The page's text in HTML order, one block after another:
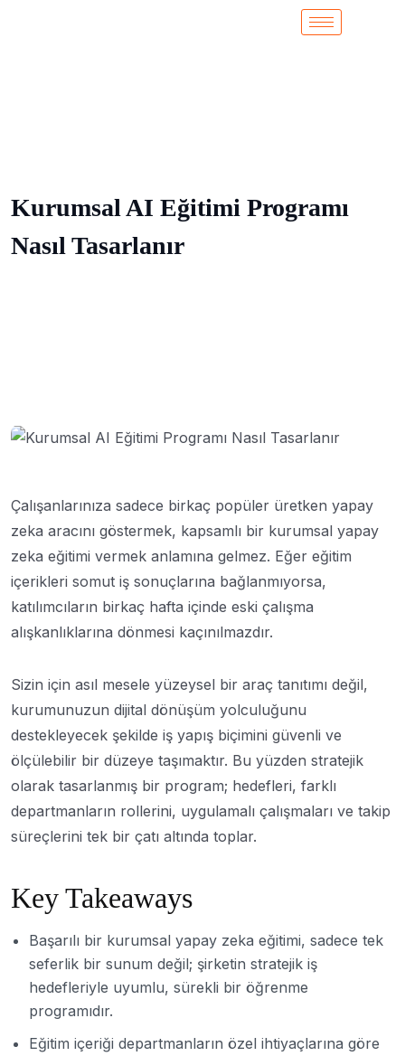
Kurumsal AI Eğitimi Programı
Nasıl Tasarlanır
Çalışanlarınıza sadece birkaç popüler üretken yapay
zeka aracını göstermek, kapsamlı bir kurumsal yapay
zeka eğitimi vermek anlamına gelmez. Eğer eğitim
içerikleri somut iş sonuçlarına bağlanmıyorsa,
katılımcıların birkaç hafta içinde eski çalışma
alışkanlıklarına dönmesi kaçınılmazdır.
Sizin için asıl mesele yüzeysel bir araç tanıtımı değil,
kurumunuzun dijital dönüşüm yolculuğunu
destekleyecek şekilde iş yapış biçimini güvenli ve
ölçülebilir bir düzeye taşımaktır. Bu yüzden stratejik
olarak tasarlanmış bir program; hedefleri, farklı
departmanların rollerini, uygulamalı çalışmaları ve takip
süreçlerini tek bir çatı altında toplar.
Key Takeaways
Başarılı bir kurumsal yapay zeka eğitimi, sadece tek
seferlik bir sunum değil; şirketin stratejik iş
hedefleriyle uyumlu, sürekli bir öğrenme
programıdır.
Eğitim içeriği departmanların özel ihtiyaçlarına göre